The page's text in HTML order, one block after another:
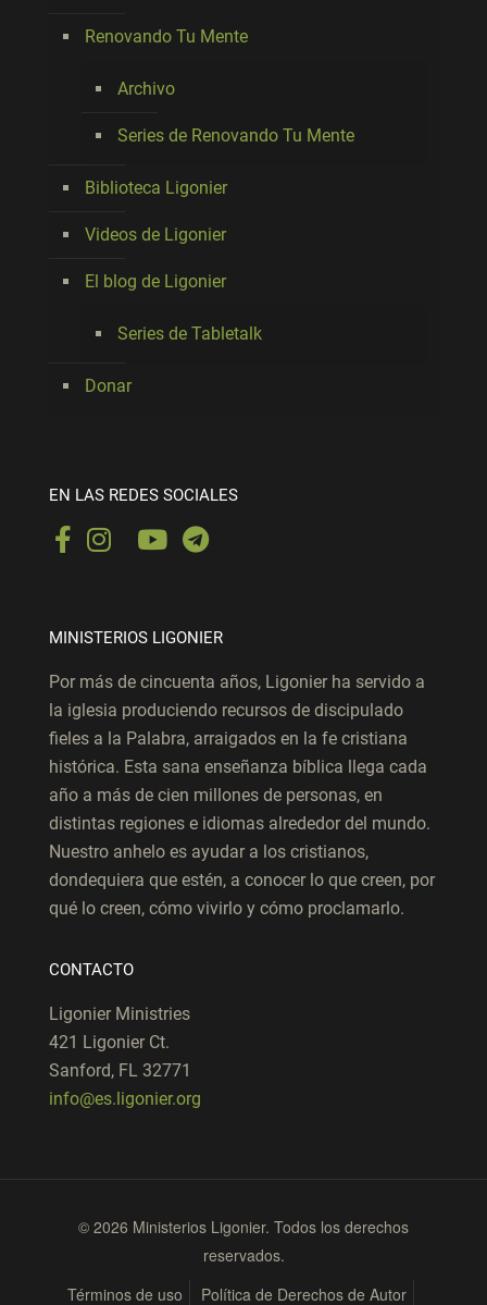
Renovando Tu Mente
Archivo
Series de Renovando Tu Mente
Biblioteca Ligonier
Videos de Ligonier
El blog de Ligonier
Series de Tabletalk
Donar
EN LAS REDES SOCIALES
MINISTERIOS LIGONIER
Por más de cincuenta años, Ligonier ha servido a
la iglesia produciendo recursos de discipulado
fieles a la Palabra, arraigados en la fe cristiana
histórica. Esta sana enseñanza bíblica llega cada
año a más de cien millones de personas, en
distintas regiones e idiomas alrededor del mundo.
Nuestro anhelo es ayudar a los cristianos,
dondequiera que estén, a conocer lo que creen, por
qué lo creen, cómo vivirlo y cómo proclamarlo.
CONTACTO
Ligonier Ministries
421 Ligonier Ct.
Sanford, FL 32771
info@es.ligonier.org
© 2026 Ministerios Ligonier. Todos los derechos
reservados.
Términos de uso
Política de Derechos de Autor